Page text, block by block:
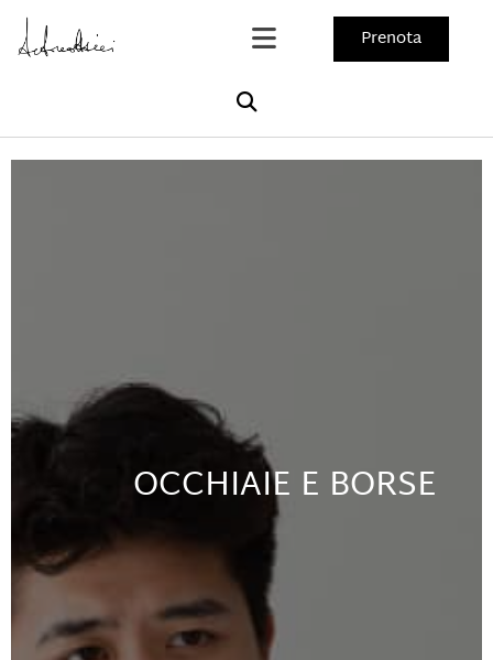
Prenota
OCCHIAIE E BORSE